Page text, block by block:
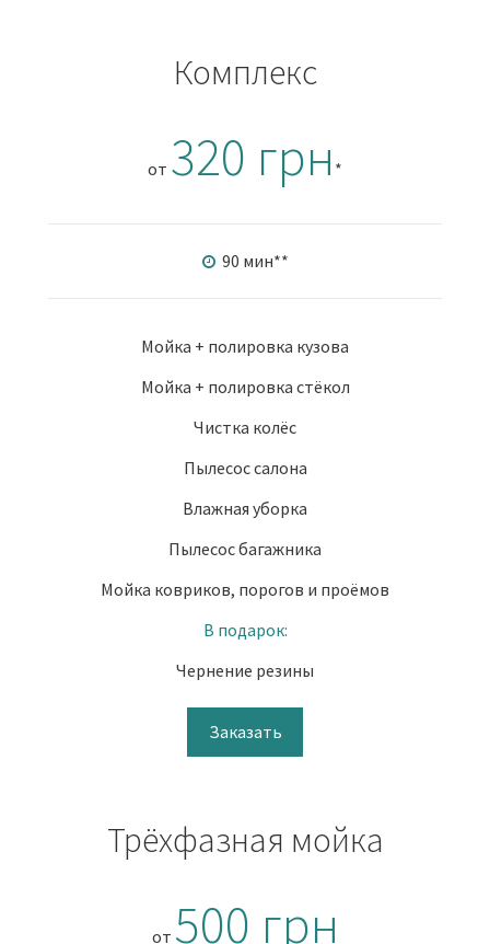
Комплекс
от 320 грн *
90 мин**
Мойка + полировка кузова
Мойка + полировка стёкол
Чистка колёс
Пылесос салона
Влажная уборка
Пылесос багажника
Мойка ковриков, порогов и проёмов
В подарок:
Чернение резины
Заказать
Трёхфазная мойка
от 500 грн